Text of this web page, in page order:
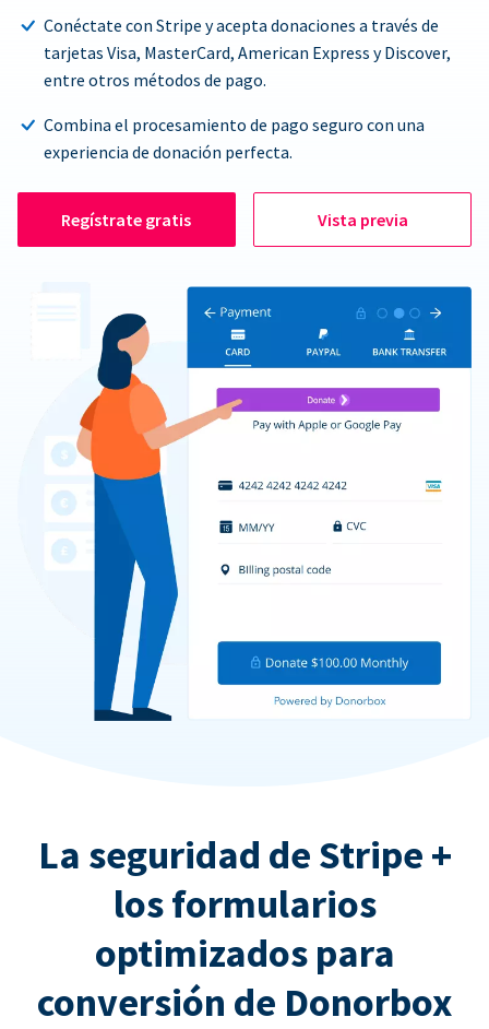
Conéctate con Stripe y acepta donaciones a través de
tarjetas Visa, MasterCard, American Express y Discover,
entre otros métodos de pago.
Combina el procesamiento de pago seguro con una
experiencia de donación perfecta.
Regístrate gratis Vista previa
La seguridad de Stripe +
los formularios
optimizados para
conversión de Donorbox